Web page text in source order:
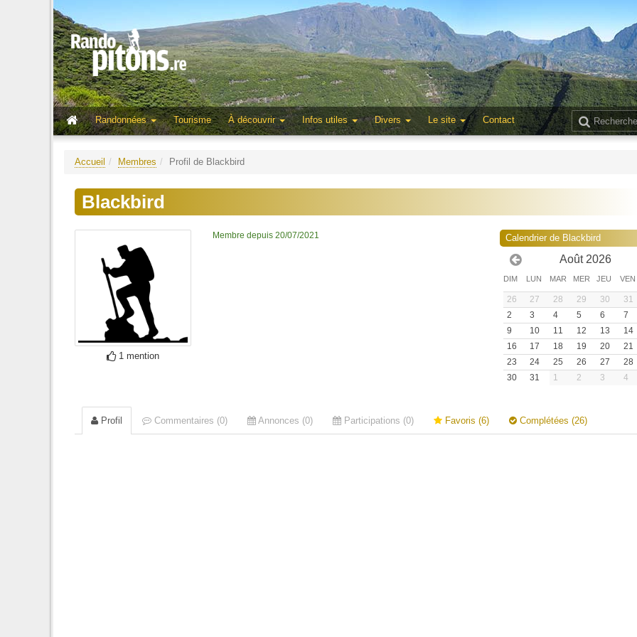
Randonnées
Tourisme À découvrir Infos utiles Divers Le site Contact
Accueil Membres Profil de Blackbird
Blackbird
1 mention
Membre depuis 20/07/2021 Calendrier de Blackbird
Août 2026
DIM LUN MAR MER JEU VEN
26 27 28 29 30 31
2
3 4 5 6 7
9
10 11 12 13 14
16
17 18 19 20 21
23
24 25 26 27 28
30
31 1 2 3 4
Profil Commentaires (0) Annonces (0) Participations (0) Favoris (6) Complétées (26)